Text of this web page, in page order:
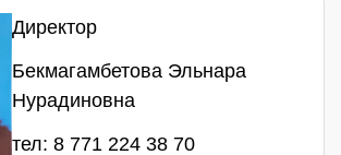
Директор
Бекмагамбетова Эльнара
Нурадиновна
тел: 8 771 224 38 70